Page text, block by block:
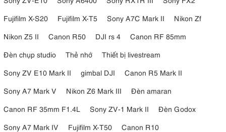
Fujifilm X-S20
Fujifilm X-T5 Sony A7C Mark II
Nikon Zf
Nikon Z5 II
Canon R50 DJI rs 4
Canon RF 85mm
Đèn chụp studio
Thẻ nhớ
Thiết bị livestream
Sony ZV E10 Mark II
gimbal DJI
Canon R5 Mark II
Sony A7 Mark V
Nikon Z6 Mark III
Đèn amaran
Canon RF 35mm F1.4L
Sony ZV-1 Mark II
Đèn Godox
Sony A7 Mark IV
Fujifilm X-T50
Canon R10